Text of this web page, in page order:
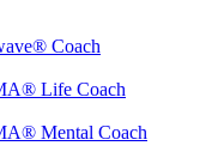
Coach
Life Coach
Mental Coach